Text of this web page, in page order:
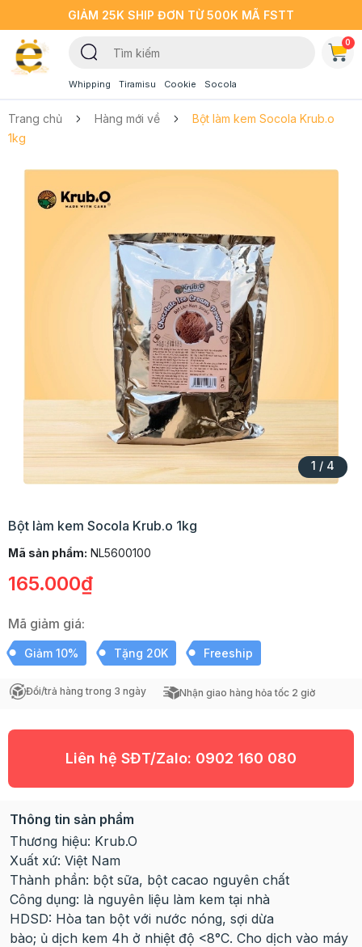
GIẢM 25K SHIP ĐƠN TỪ 500K MÃ FSTT
Whipping Tiramisu Cookie Socola
0
Trang chủ Hàng mới về
Bột làm kem Socola Krub.o
1kg
1 / 4
Bột làm kem Socola Krub.o 1kg
Mã sản phẩm: NL5600100
165.000₫
Mã giảm giá:
Giảm 10% Tặng 20K Freeship
Đổi/trả hàng trong 3 ngày Nhận giao hàng hỏa tốc 2 giờ
Liên hệ SĐT/Zalo: 0902 160 080
Thông tin sản phẩm
Thương hiệu: Krub.O
Xuất xứ: Việt Nam
Thành phần: bột sữa, bột cacao nguyên chất
Công dụng: là nguyên liệu làm kem tại nhà
HDSD: Hòa tan bột với nước nóng, sợi dừa
bào; ủ dịch kem 4h ở nhiệt độ <8°C. Cho dịch vào máy